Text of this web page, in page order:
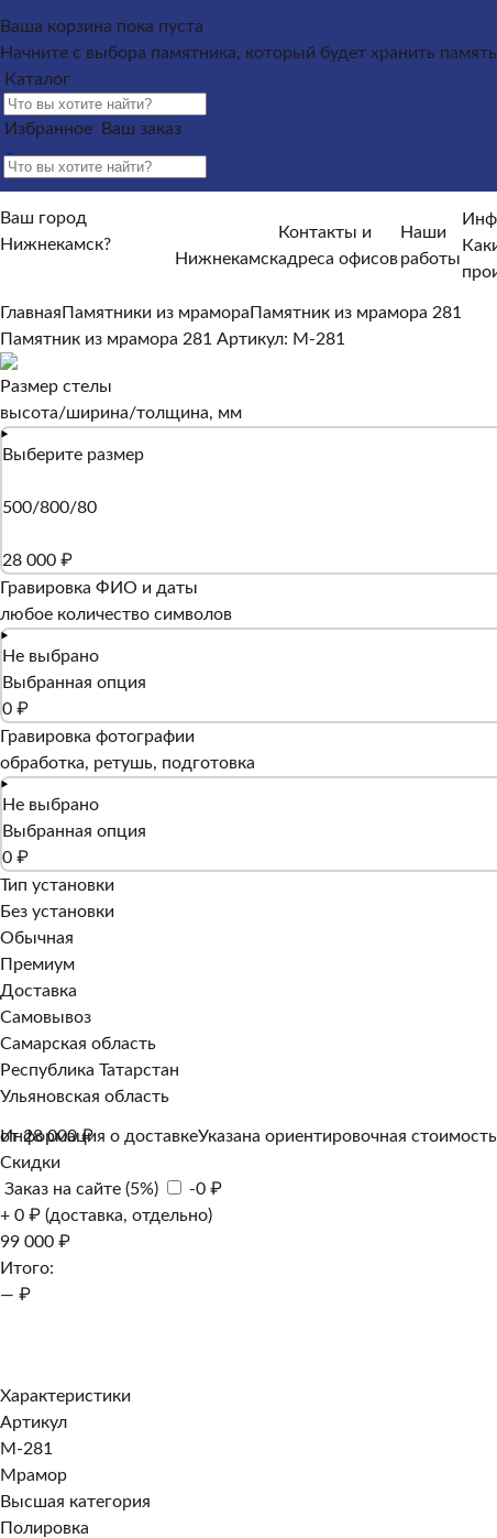
Памятники из гранита Памятники из мрамора
Щебень на могилу
Контакты и адреса офисов
памятника?Как происходит установка?
Информация покупателю
Какие условия по оплате и доставке? От чего зависят
Отзывы
Ваша корзина пока пуста
Начните с выбора памятника, который будет хранить
Каталог
Избранное Ваш заказ
Ваш город
Нижнекамск?
Нижнекамск
Контакты и
адреса офисов
Наши
работы
Главная Памятники из мрамора Памятник из мрамора 281
Памятник из мрамора 281 Артикул: M-281
Размер стелы
высота/ширина/толщина, мм
Выберите размер
500/800/80
28 000 ₽
Гравировка ФИО и даты
любое количество символов
Не выбрано
Выбранная опция
0 ₽
Гравировка фотографии
обработка, ретушь, подготовка
Не выбрано
Выбранная опция
0 ₽
Тип установки
Без установки
Обычная
Премиум
Доставка
Самовывоз
Самарская область
Республика Татарстан
Ульяновская область
Информация о доставкеУказана ориентировочная
от 28 000 ₽
Скидки
Заказ на сайте (5%)
-0 ₽
+ 0 ₽ (доставка, отдельно)
99 000 ₽
Итого:
— ₽
Характеристики
Артикул
M-281
Мрамор
Высшая категория
Полировка